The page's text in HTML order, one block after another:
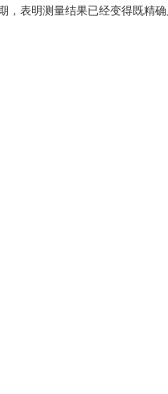
表明测量结果已经变得既精确